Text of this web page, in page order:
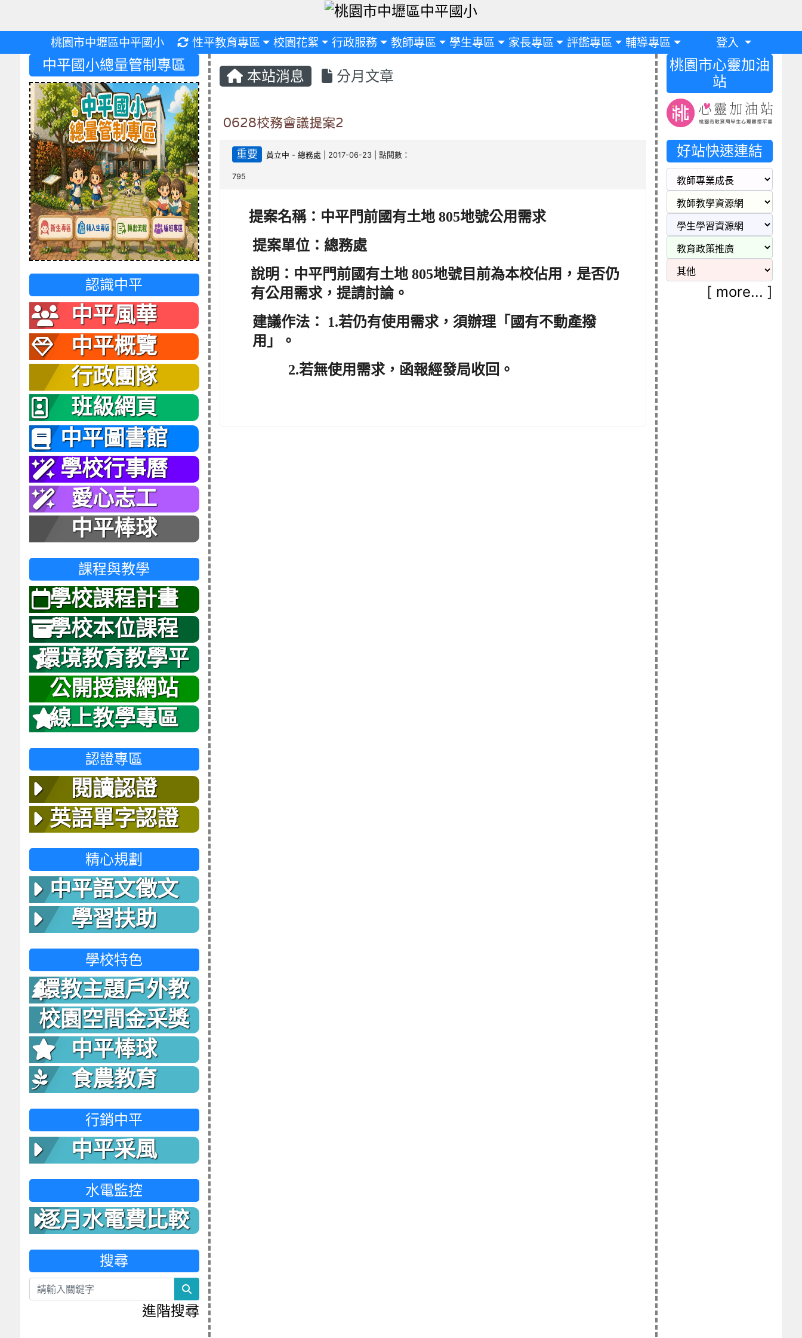
桃園市中壢區中平國小 重新取得佈景設定
性平教育專區 校園花絮 行政服務 教師專區 學生專區 家長專區 評鑑專區 輔導專區 登入
本站消息 分月文章
0628校務會議提案2
重要 黃立中 -總務處 | 2017-06-23 | 點閱數：
795
提案名稱：中平門前國有土地 805地號公用需求
提案單位：總務處
說明：中平門前國有土地 805地號目前為本校佔用，是否仍
有公用需求，提請討論。
建議作法： 1.若仍有使用需求，須辦理「國有不動產撥
用」。
2.若無使用需求，函報經發局收回。
中平國小總量管制專區
認識中平
中平風華
中平概覽
行政團隊
班級網頁
中平圖書館
學校行事曆
愛心志工
中平棒球
課程與教學
學校課程計畫
學校本位課程
環境教育教學平
台
公開授課網站
線上教學專區
認證專區
閱讀認證
英語單字認證
精心規劃
中平語文徵文
學習扶助
學校特色
環教主題戶外教
室
校園空間金采獎
中平棒球
食農教育
行銷中平
中平采風
水電監控
逐月水電費比較
表
搜尋
search
進階搜尋
桃園市心靈加油
站
好站快速連結
[ more... ]